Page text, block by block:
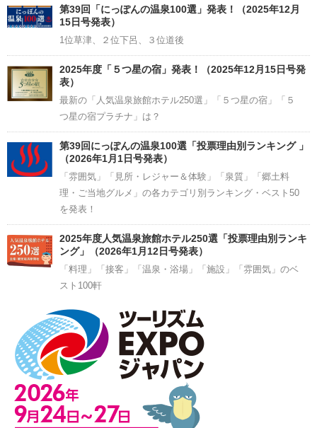
Channel
第39回「にっぽんの温泉100選」発表！（2025年12月
15日号発表）
1位草津、２位下呂、３位道後
2025年度「５つ星の宿」発表！（2025年12月15日号発
表）
最新の「人気温泉旅館ホテル250選」「５つ星の宿」「５
つ星の宿プラチナ」は？
第39回にっぽんの温泉100選「投票理由別ランキング 」
（2026年1月1日号発表）
「雰囲気」「見所・レジャー＆体験」「泉質」「郷土料
理・ご当地グルメ」の各カテゴリ別ランキング・ベスト50
を発表！
2025年度人気温泉旅館ホテル250選「投票理由別ランキ
ング」（2026年1月12日号発表）
「料理」「接客」「温泉・浴場」「施設」「雰囲気」のベ
スト100軒